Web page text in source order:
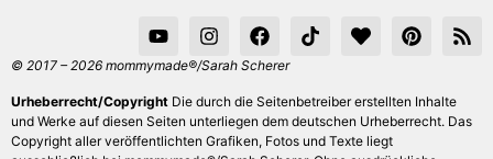
© 2017 – 2026 mommymade®/Sarah Scherer
Urheberrecht/Copyright Die durch die Seitenbetreiber erstellten Inhalte
und Werke auf diesen Seiten unterliegen dem deutschen Urheberrecht. Das
Copyright aller veröffentlichten Grafiken, Fotos und Texte liegt